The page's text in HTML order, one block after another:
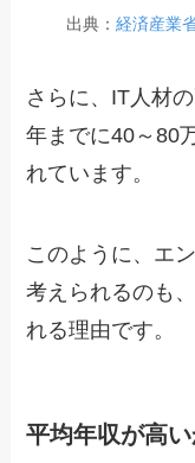
出典： 経済産業
さらに、IT人材
年までに40～80
れています。
このように、エ
考えられるのも
れる理由です。
平均年収が高い